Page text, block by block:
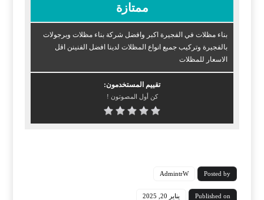
ممتازة
بناء مظلات في الفجيرة اكبر وافضل شركة بناء مظلات وبرجولات
بالفجيرة وتركيب جميع انواع المظلات لدينا افضل الفنينن اقل
الاسعار للمظلات
تقييم المستخدمون:
كن أول المصوتون !
Posted by
AdmintrW
Published on يناير 20, 2025